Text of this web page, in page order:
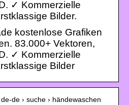
✓ Kommerzielle
Bilder.
kostenlose Grafiken
83.000+ Vektoren,
✓ Kommerzielle
Bilder
de › suche › händewaschen